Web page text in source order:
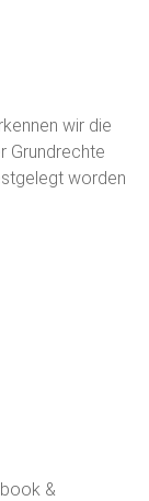
wir die
Grundrechte
worden
&